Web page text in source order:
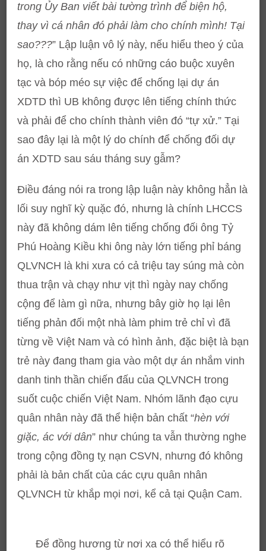
trong Ủy Ban viết bài tường trình để biện hộ,
thay vì cá nhân đó phải làm cho chính mình! Tại
sao???” Lập luận vô lý này, nếu hiểu theo ý của
họ, là cho rằng nếu có những cáo buộc xuyên
tạc và bóp méo sự việc để chống lại dự án
XDTD thì UB không được lên tiếng chính thức
và phải để cho chính thành viên đó “tự xử.” Tại
sao đây lại là một lý do chính để chống đối dự
án XDTD sau sáu tháng suy gẫm?
Điều đáng nói ra trong lập luận này không hẳn là
lối suy nghĩ kỳ quặc đó, nhưng là chính LHCCS
này đã không dám lên tiếng chống đối ông Tỷ
Phú Hoàng Kiều khi ông này lớn tiếng phỉ báng
QLVNCH là khi xưa có cả triệu tay súng mà còn
thua trận và chạy như vịt thì ngày nay chống
cộng để làm gì nữa, nhưng bây giờ họ lại lên
tiếng phản đối một nhà làm phim trẻ chỉ vì đã
từng về Việt Nam và có hình ảnh, đặc biệt là bạn
trẻ này đang tham gia vào một dự án nhắm vinh
danh tinh thần chiến đấu của QLVNCH trong
suốt cuộc chiến Việt Nam. Nhóm lãnh đạo cựu
quân nhân này đã thể hiện bản chất “hèn với
giặc, ác với dân” như chúng ta vẫn thường nghe
trong cộng đồng tỵ nạn CSVN, nhưng đó không
phải là bản chất của các cựu quân nhân
QLVNCH từ khắp mọi nơi, kể cả tại Quận Cam.
Để đồng hương từ nơi xa có thể hiểu rõ